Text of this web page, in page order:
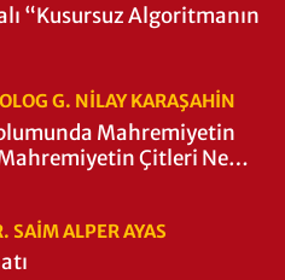
“Kusursuz Algoritmanın
G. NILAY KARAŞAHİN
Mahremiyetin
Çitleri Ne
SAIM ALPER AYAS